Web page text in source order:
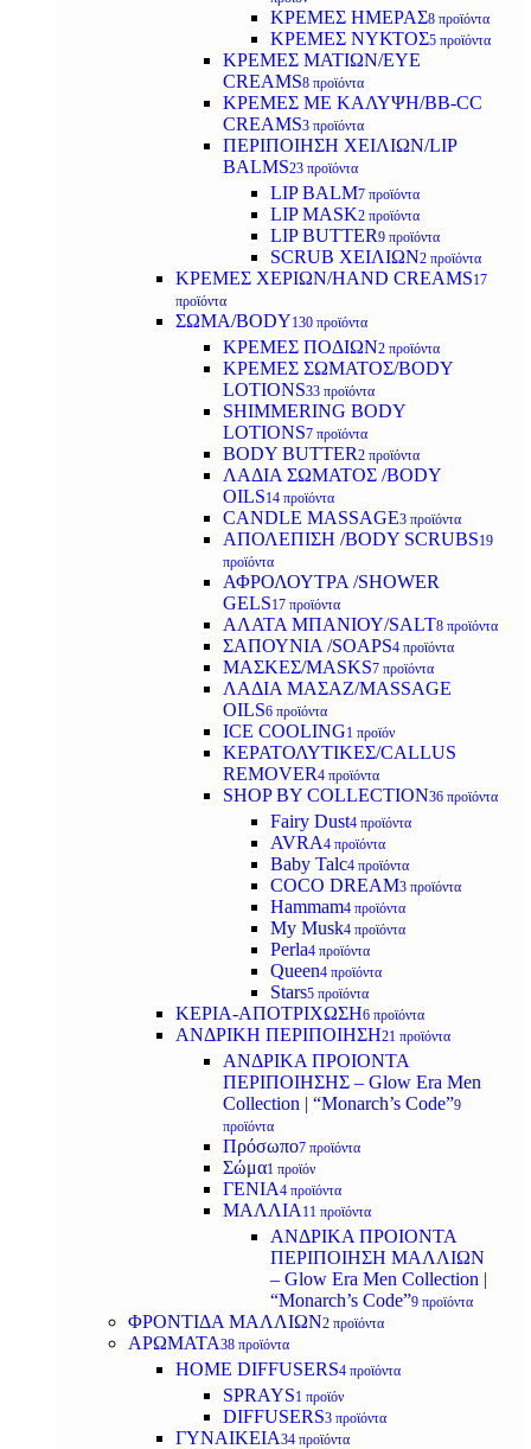
ΚΡΕΜΕΣ ΗΜΕΡΑΣ8 προϊόντα
ΚΡΕΜΕΣ ΝΥΚΤΟΣ5 προϊόντα
ΚΡΕΜΕΣ ΜΑΤΙΩΝ/EYE
CREAMS8 προϊόντα
ΚΡΕΜΕΣ ΜΕ ΚΑΛΥΨΗ/BB-CC
CREAMS3 προϊόντα
ΠΕΡΙΠΟΙΗΣΗ ΧΕΙΛΙΩΝ/LIP
BALMS23 προϊόντα
LIP BALM7 προϊόντα
LIP MASK2 προϊόντα
LIP BUTTER9 προϊόντα
SCRUB ΧΕΙΛΙΩΝ2 προϊόντα
ΚΡΕΜΕΣ ΧΕΡΙΩΝ/HAND CREAMS17
προϊόντα
ΣΩΜΑ/BODY130 προϊόντα
ΚΡΕΜΕΣ ΠΟΔΙΩΝ2 προϊόντα
ΚΡΕΜΕΣ ΣΩΜΑΤΟΣ/BODY
LOTIONS33 προϊόντα
SHIMMERING BODY
LOTIONS7 προϊόντα
BODY BUTTER2 προϊόντα
ΛΑΔΙΑ ΣΩΜΑΤΟΣ /BODY
OILS14 προϊόντα
CANDLE MASSAGE3 προϊόντα
ΑΠΟΛΕΠΙΣΗ /BODY SCRUBS19
προϊόντα
ΑΦΡΟΛΟΥΤΡΑ /SHOWER
GELS17 προϊόντα
ΑΛΑΤΑ ΜΠΑΝΙΟΥ/SALT8 προϊόντα
ΣΑΠΟΥΝΙΑ /SOAPS4 προϊόντα
ΜΑΣΚΕΣ/MASKS7 προϊόντα
ΛΑΔΙΑ ΜΑΣΑΖ/MASSAGE
OILS6 προϊόντα
ICE COOLING1 προϊόν
ΚΕΡΑΤΟΛΥΤΙΚΕΣ/CALLUS
REMOVER4 προϊόντα
SHOP BY COLLECTION36 προϊόντα
Fairy Dust4 προϊόντα
AVRA4 προϊόντα
Baby Talc4 προϊόντα
COCO DREAM3 προϊόντα
Hammam4 προϊόντα
My Musk4 προϊόντα
Perla4 προϊόντα
Queen4 προϊόντα
Stars5 προϊόντα
ΚΕΡΙΑ-ΑΠΟΤΡΙΧΩΣΗ6 προϊόντα
ΑΝΔΡΙΚΗ ΠΕΡΙΠΟΙΗΣΗ21 προϊόντα
ΑΝΔΡΙΚΑ ΠΡΟΙΟΝΤΑ
ΠΕΡΙΠΟΙΗΣΗΣ – Glow Era Men
Collection | “Monarch’s Code”9
προϊόντα
Πρόσωπο7 προϊόντα
Σώμα1 προϊόν
ΓΕΝΙΑ4 προϊόντα
ΜΑΛΛΙΑ 11 προϊόντα
ΑΝΔΡΙΚΑ ΠΡΟΙΟΝΤΑ
ΠΕΡΙΠΟΙΗΣΗ ΜΑΛΛΙΩΝ
– Glow Era Men Collection |
“Monarch’s Code”9 προϊόντα
ΦΡΟΝΤΙΔΑ ΜΑΛΛΙΩΝ2 προϊόντα
ΑΡΩΜΑΤΑ38 προϊόντα
HOME DIFFUSERS4 προϊόντα
SPRAYS1 προϊόν
DIFFUSERS3 προϊόντα
ΓΥΝΑΙΚΕΙΑ34 προϊόντα